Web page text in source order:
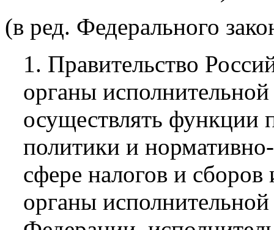
(в ред. Федерального
1. Правительство
органы
осуществлять функции
политики и
сфере налогов и
органы исполнительной